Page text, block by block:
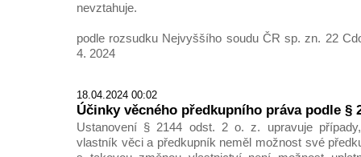
nevztahuje.
podle rozsudku Nejvyššího soudu ČR sp. zn. 22
4. 2024
18.04.2024 00:02
Účinky věcného předkupního práva podle §
Ustanovení § 2144 odst. 2 o. z. upravuje
vlastník věci a předkupník neměl možnost své